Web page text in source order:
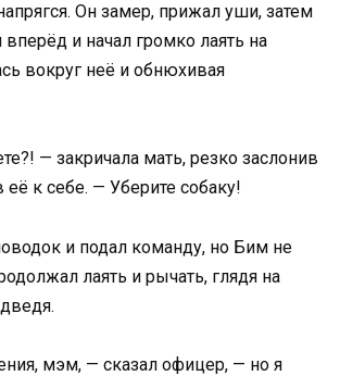
Он замер, прижал уши, затем
вперёд и начал громко лаять на
вокруг неё и обнюхивая
— закричала мать, резко заслонив
к себе. — Уберите собаку!
и подал команду, но Бим не
лаять и рычать, глядя на
мэм, — сказал офицер, — но я